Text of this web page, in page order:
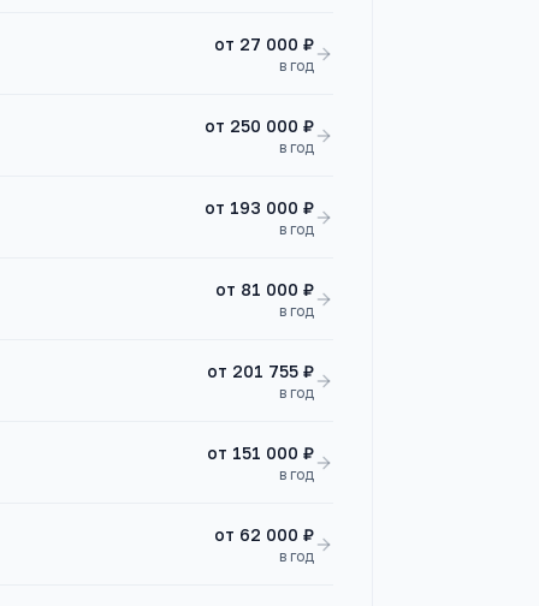
от 27 000 ₽
в год
от 250 000 ₽
в год
от 193 000 ₽
в год
от 81 000 ₽
в год
от 201 755 ₽
в год
от 151 000 ₽
в год
от 62 000 ₽
в год